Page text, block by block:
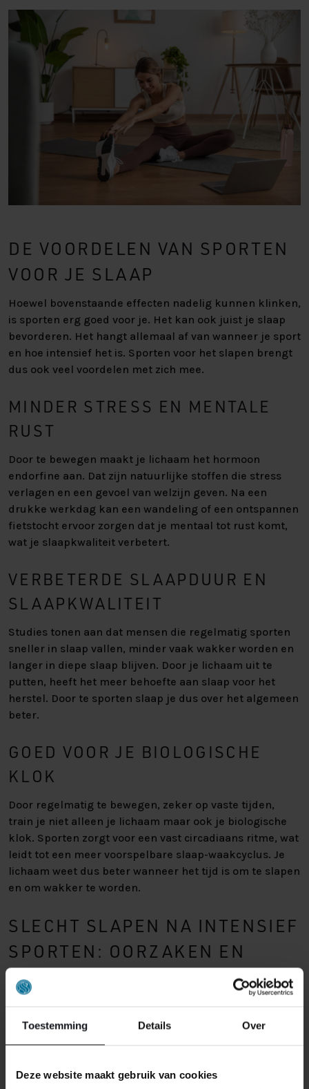
Toestemming Details Over
Deze website maakt gebruik van cookies
DE VOORDELEN VAN SPORTEN
VOOR JE SLAAP
Hoewel bovenstaande effecten nadelig kunnen klinken,
is sporten erg goed voor je. Het kan ook juist je slaap
bevorderen. Het hangt allemaal af van wanneer je sport
en hoe intensief het is. Sporten voor het slapen brengt
dus ook veel voordelen met zich mee.
MINDER STRESS EN MENTALE
RUST
Door te bewegen maakt je lichaam het hormoon
endorfine aan. Dat zijn natuurlijke stoffen die stress
verlagen en een gevoel van welzijn geven. Na een
drukke werkdag kan een wandeling of een ontspannen
fietstocht ervoor zorgen dat je mentaal tot rust komt,
wat je slaapkwaliteit verbetert.
VERBETERDE SLAAPDUUR EN
SLAAPKWALITEIT
Studies tonen aan dat mensen die regelmatig sporten
sneller in slaap vallen, minder vaak wakker worden en
langer in diepe slaap blijven. Door je lichaam uit te
putten, heeft het meer behoefte aan slaap voor het
herstel. Door te sporten slaap je dus over het algemeen
beter.
GOED VOOR JE BIOLOGISCHE
KLOK
Door regelmatig te bewegen, zeker op vaste tijden,
train je niet alleen je lichaam maar ook je biologische
klok. Sporten zorgt voor een vast circadiaans ritme, wat
leidt tot een meer voorspelbare slaap-waakcyclus. Je
lichaam weet dus beter wanneer het tijd is om te slapen
en om wakker te worden.
SLECHT SLAPEN NA INTENSIEF
SPORTEN: OORZAKEN EN
MISVERSTANDEN
er mensen die na het sporten moeilijk in slaap komen
boosdoener?